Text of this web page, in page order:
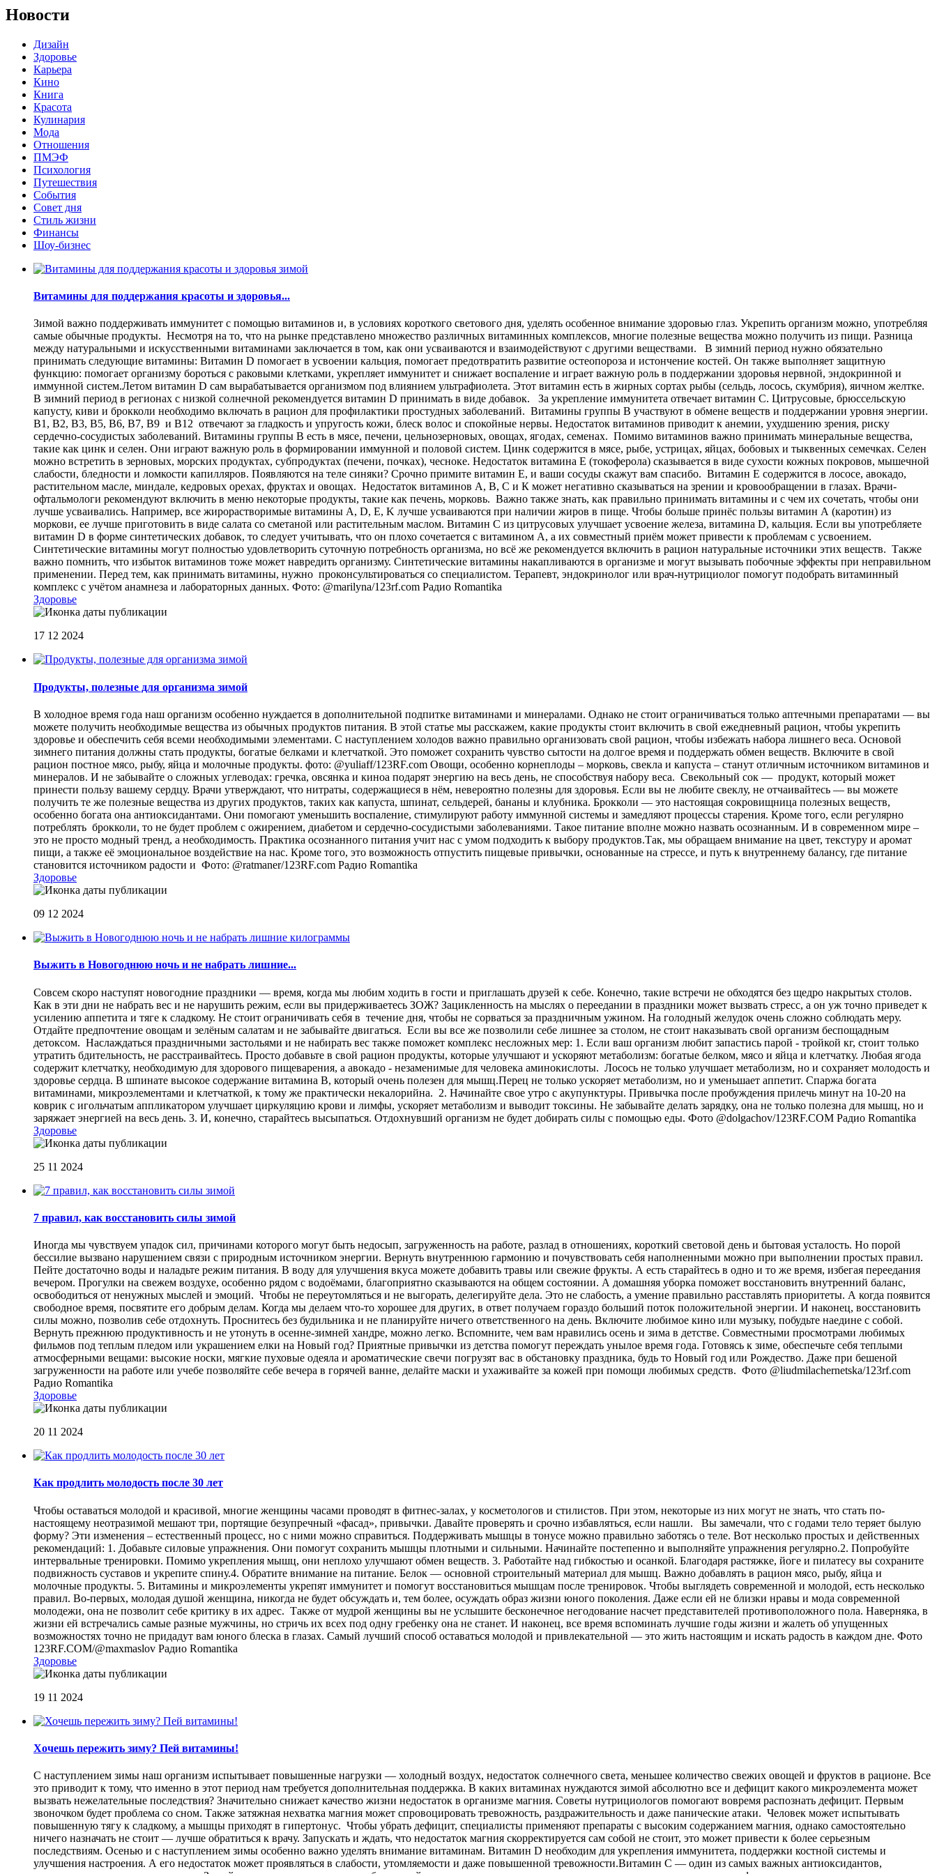
Новости
Дизайн
Здоровье
Карьера
Кино
Книга
Красота
Кулинария
Мода
Отношения
ПМЭФ
Психология
Путешествия
События
Совет дня
Стиль жизни
Финансы
Шоу-бизнес
Витамины для поддержания красоты и здоровья...
Зимой важно поддерживать иммунитет с помощью витаминов и, в условиях короткого светового дня, уделять особенное внимание здоровью глаз. Укрепить организм можно, употребляя
самые обычные продукты. Несмотря на то, что на рынке представлено множество различных витаминных комплексов, многие полезные вещества можно получить из пищи. Разница
между натуральными и искусственными витаминами заключается в том, как они усваиваются и взаимодействуют с другими веществами. В зимний период нужно обязательно
принимать следующие витамины: Витамин D помогает в усвоении кальция, помогает предотвратить развитие остеопороза и истончение костей. Он также выполняет защитную
функцию: помогает организму бороться с раковыми клетками, укрепляет иммунитет и снижает воспаление и играет важную роль в поддержании здоровья нервной, эндокринной и
иммунной систем.Летом витамин D сам вырабатывается организмом под влиянием ультрафиолета. Этот витамин есть в жирных сортах рыбы (сельдь, лосось, скумбрия), яичном желтке.
В зимний период в регионах с низкой солнечной рекомендуется витамин D принимать в виде добавок. За укрепление иммунитета отвечает витамин С. Цитрусовые, брюссельскую
капусту, киви и брокколи необходимо включать в рацион для профилактики простудных заболеваний. Витамины группы B участвуют в обмене веществ и поддержании уровня энергии.
B1, B2, B3, B5, B6, B7, B9 и B12 отвечают за гладкость и упругость кожи, блеск волос и спокойные нервы. Недостаток витаминов приводит к анемии, ухудшению зрения, риску
сердечно-сосудистых заболеваний. Витамины группы B есть в мясе, печени, цельнозерновых, овощах, ягодах, семенах. Помимо витаминов важно принимать минеральные вещества,
такие как цинк и селен. Они играют важную роль в формировании иммунной и половой систем. Цинк содержится в мясе, рыбе, устрицах, яйцах, бобовых и тыквенных семечках. Селен
можно встретить в зерновых, морских продуктах, субпродуктах (печени, почках), чесноке. Недостаток витамина Е (токоферола) сказывается в виде сухости кожных покровов, мышечной
слабости, бледности и ломкости капилляров. Появляются на теле синяки? Срочно примите витамин Е, и ваши сосуды скажут вам спасибо. Витамин E содержится в лососе, авокадо,
растительном масле, миндале, кедровых орехах, фруктах и овощах. Недостаток витаминов А, В, С и К может негативно сказываться на зрении и кровообращении в глазах. Врачи-
офтальмологи рекомендуют включить в меню некоторые продукты, такие как печень, морковь. Важно также знать, как правильно принимать витамины и с чем их сочетать, чтобы они
лучше усваивались. Например, все жирорастворимые витамины A, D, E, K лучше усваиваются при наличии жиров в пище. Чтобы больше принёс пользы витамин А (каротин) из
моркови, ее лучше приготовить в виде салата со сметаной или растительным маслом. Витамин C из цитрусовых улучшает усвоение железа, витамина D, кальция. Если вы употребляете
витамин D в форме синтетических добавок, то следует учитывать, что он плохо сочетается с витамином А, а их совместный приём может привести к проблемам с усвоением.
Синтетические витамины могут полностью удовлетворить суточную потребность организма, но всё же рекомендуется включить в рацион натуральные источники этих веществ. Также
важно помнить, что избыток витаминов тоже может навредить организму. Синтетические витамины накапливаются в организме и могут вызывать побочные эффекты при неправильном
применении. Перед тем, как принимать витамины, нужно проконсультироваться со специалистом. Терапевт, эндокринолог или врач-нутрициолог помогут подобрать витаминный
комплекс с учётом анамнеза и лабораторных данных. Фото: @marilyna/123rf.com Радио Romantika
Здоровье
17 12 2024
Продукты, полезные для организма зимой
В холодное время года наш организм особенно нуждается в дополнительной подпитке витаминами и минералами. Однако не стоит ограничиваться только аптечными препаратами — вы
можете получить необходимые вещества из обычных продуктов питания. В этой статье мы расскажем, какие продукты стоит включить в свой ежедневный рацион, чтобы укрепить
здоровье и обеспечить себя всеми необходимыми элементами. С наступлением холодов важно правильно организовать свой рацион, чтобы избежать набора лишнего веса. Основой
зимнего питания должны стать продукты, богатые белками и клетчаткой. Это поможет сохранить чувство сытости на долгое время и поддержать обмен веществ. Включите в свой
рацион постное мясо, рыбу, яйца и молочные продукты. фото: @yuliaff/123RF.com Овощи, особенно корнеплоды – морковь, свекла и капуста – станут отличным источником витаминов и
минералов. И не забывайте о сложных углеводах: гречка, овсянка и киноа подарят энергию на весь день, не способствуя набору веса. Свекольный сок — продукт, который может
принести пользу вашему сердцу. Врачи утверждают, что нитраты, содержащиеся в нём, невероятно полезны для здоровья. Если вы не любите свеклу, не отчаивайтесь — вы можете
получить те же полезные вещества из других продуктов, таких как капуста, шпинат, сельдерей, бананы и клубника. Брокколи — это настоящая сокровищница полезных веществ,
особенно богата она антиоксидантами. Они помогают уменьшить воспаление, стимулируют работу иммунной системы и замедляют процессы старения. Кроме того, если регулярно
потреблять брокколи, то не будет проблем с ожирением, диабетом и сердечно-сосудистыми заболеваниями. Такое питание вполне можно назвать осознанным. И в современном мире –
это не просто модный тренд, а необходимость. Практика осознанного питания учит нас с умом подходить к выбору продуктов.Так, мы обращаем внимание на цвет, текстуру и аромат
пищи, а также её эмоциональное воздействие на нас. Кроме того, это возможность отпустить пищевые привычки, основанные на стрессе, и путь к внутреннему балансу, где питание
становится источником радости и Фото: @ratmaner/123RF.com Радио Romantika
Здоровье
09 12 2024
Выжить в Новогоднюю ночь и не набрать лишние...
Совсем скоро наступят новогодние праздники — время, когда мы любим ходить в гости и приглашать друзей к себе. Конечно, такие встречи не обходятся без щедро накрытых столов.
Как в эти дни не набрать вес и не нарушить режим, если вы придерживаетесь ЗОЖ? Зацикленность на мыслях о переедании в праздники может вызвать стресс, а он уж точно приведет к
усилению аппетита и тяге к сладкому. Не стоит ограничивать себя в течение дня, чтобы не сорваться за праздничным ужином. На голодный желудок очень сложно соблюдать меру.
Отдайте предпочтение овощам и зелёным салатам и не забывайте двигаться. Если вы все же позволили себе лишнее за столом, не стоит наказывать свой организм беспощадным
детоксом. Наслаждаться праздничными застольями и не набирать вес также поможет комплекс несложных мер: 1. Если ваш организм любит запастись парой - тройкой кг, стоит только
утратить бдительность, не расстраивайтесь. Просто добавьте в свой рацион продукты, которые улучшают и ускоряют метаболизм: богатые белком, мясо и яйца и клетчатку. Любая ягода
содержит клетчатку, необходимую для здорового пищеварения, а авокадо - незаменимые для человека аминокислоты. Лосось не только улучшает метаболизм, но и сохраняет молодость и
здоровье сердца. В шпинате высокое содержание витамина B, который очень полезен для мышц.Перец не только ускоряет метаболизм, но и уменьшает аппетит. Спаржа богата
витаминами, микроэлементами и клетчаткой, к тому же практически некалорийна. 2. Начинайте свое утро с акупунктуры. Привычка после пробуждения прилечь минут на 10-20 на
коврик с игольчатым аппликатором улучшает циркуляцию крови и лимфы, ускоряет метаболизм и выводит токсины. Не забывайте делать зарядку, она не только полезна для мышц, но и
заряжает энергией на весь день. 3. И, конечно, старайтесь высыпаться. Отдохнувший организм не будет добирать силы с помощью еды. Фото @dolgachov/123RF.COM Радио Romantika
Здоровье
25 11 2024
7 правил, как восстановить силы зимой
Иногда мы чувствуем упадок сил, причинами которого могут быть недосып, загруженность на работе, разлад в отношениях, короткий световой день и бытовая усталость. Но порой
бессилие вызвано нарушением связи с природным источником энергии. Вернуть внутреннюю гармонию и почувствовать себя наполненными можно при выполнении простых правил.
Пейте достаточно воды и наладьте режим питания. В воду для улучшения вкуса можете добавить травы или свежие фрукты. А есть старайтесь в одно и то же время, избегая переедания
вечером. Прогулки на свежем воздухе, особенно рядом с водоёмами, благоприятно сказываются на общем состоянии. А домашняя уборка поможет восстановить внутренний баланс,
освободиться от ненужных мыслей и эмоций. Чтобы не переутомляться и не выгорать, делегируйте дела. Это не слабость, а умение правильно расставлять приоритеты. А когда появится
свободное время, посвятите его добрым делам. Когда мы делаем что-то хорошее для других, в ответ получаем гораздо больший поток положительной энергии. И наконец, восстановить
силы можно, позволив себе отдохнуть. Проснитесь без будильника и не планируйте ничего ответственного на день. Включите любимое кино или музыку, побудьте наедине с собой.
Вернуть прежнюю продуктивность и не утонуть в осенне-зимней хандре, можно легко. Вспомните, чем вам нравились осень и зима в детстве. Совместными просмотрами любимых
фильмов под теплым пледом или украшением елки на Новый год? Приятные привычки из детства помогут переждать унылое время года. Готовясь к зиме, обеспечьте себя теплыми
атмосферными вещами: высокие носки, мягкие пуховые одеяла и ароматические свечи погрузят вас в обстановку праздника, будь то Новый год или Рождество. Даже при бешеной
загруженности на работе или учебе позволяйте себе вечера в горячей ванне, делайте маски и ухаживайте за кожей при помощи любимых средств. Фото @liudmilachernetska/123rf.com
Радио Romantika
Здоровье
20 11 2024
Как продлить молодость после 30 лет
Чтобы оставаться молодой и красивой, многие женщины часами проводят в фитнес-залах, у косметологов и стилистов. При этом, некоторые из них могут не знать, что стать по-
настоящему неотразимой мешают три, портящие безупречный «фасад», привычки. Давайте проверять и срочно избавляться, если нашли. Вы замечали, что с годами тело теряет былую
форму? Эти изменения – естественный процесс, но с ними можно справиться. Поддерживать мышцы в тонусе можно правильно заботясь о теле. Вот несколько простых и действенных
рекомендаций: 1. Добавьте силовые упражнения. Они помогут сохранить мышцы плотными и сильными. Начинайте постепенно и выполняйте упражнения регулярно.2. Попробуйте
интервальные тренировки. Помимо укрепления мышц, они неплохо улучшают обмен веществ. 3. Работайте над гибкостью и осанкой. Благодаря растяжке, йоге и пилатесу вы сохраните
подвижность суставов и укрепите спину.4. Обратите внимание на питание. Белок — основной строительный материал для мышц. Важно добавлять в рацион мясо, рыбу, яйца и
молочные продукты. 5. Витамины и микроэлементы укрепят иммунитет и помогут восстановиться мышцам после тренировок. Чтобы выглядеть современной и молодой, есть несколько
правил. Во-первых, молодая душой женщина, никогда не будет обсуждать и, тем более, осуждать образ жизни юного поколения. Даже если ей не близки нравы и мода современной
молодежи, она не позволит себе критику в их адрес. Также от мудрой женщины вы не услышите бесконечное негодование насчет представителей противоположного пола. Наверняка, в
жизни ей встречались самые разные мужчины, но стричь их всех под одну гребенку она не станет. И наконец, все время вспоминать лучшие годы жизни и жалеть об упущенных
возможностях точно не придадут вам юного блеска в глазах. Самый лучший способ оставаться молодой и привлекательной — это жить настоящим и искать радость в каждом дне. Фото
123RF.COM/@maxmaslov Радио Romantika
Здоровье
19 11 2024
Хочешь пережить зиму? Пей витамины!
С наступлением зимы наш организм испытывает повышенные нагрузки — холодный воздух, недостаток солнечного света, меньшее количество свежих овощей и фруктов в рационе. Все
это приводит к тому, что именно в этот период нам требуется дополнительная поддержка. В каких витаминах нуждаются зимой абсолютно все и дефицит какого микроэлемента может
вызвать нежелательные последствия? Значительно снижает качество жизни недостаток в организме магния. Советы нутрициологов помогают вовремя распознать дефицит. Первым
звоночком будет проблема со сном. Также затяжная нехватка магния может спровоцировать тревожность, раздражительность и даже панические атаки. Человек может испытывать
повышенную тягу к сладкому, а мышцы приходят в гипертонус. Чтобы убрать дефицит, специалисты применяют препараты с высоким содержанием магния, однако самостоятельно
ничего назначать не стоит — лучше обратиться к врачу. Запускать и ждать, что недостаток магния скорректируется сам собой не стоит, это может привести к более серьезным
последствиям. Осенью и с наступлением зимы особенно важно уделять внимание витаминам. Витамин D необходим для укрепления иммунитета, поддержки костной системы и
улучшения настроения. А его недостаток может проявляться в слабости, утомляемости и даже повышенной тревожности.Витамин C — один из самых важных антиоксидантов,